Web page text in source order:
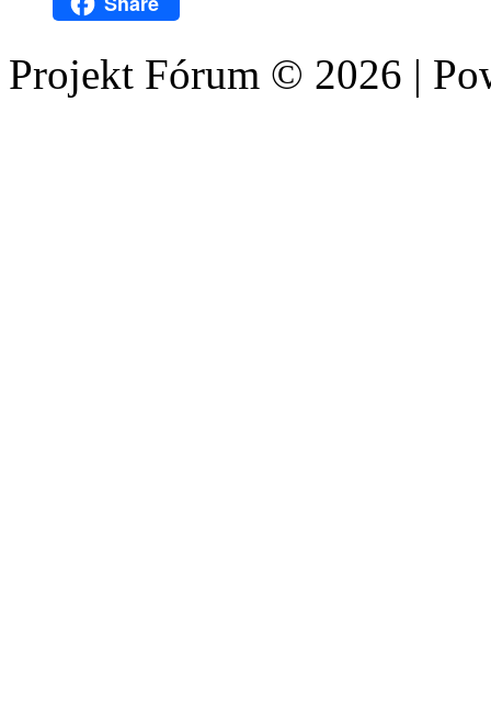
Projekt Fórum © 2026 |